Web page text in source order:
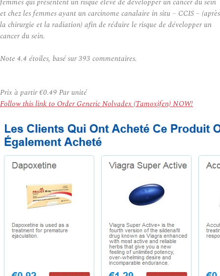
et chez les femmes ayant un carcinome canalaire in situ – CCIS – (après
la chirurgie et la radiation) afin de réduire le risque de développer un
cancer du sein.
Note 4.4 étoiles, basé sur393 commentaires.
Prix à partir€0.49 Par unité
Follow this link to Order Generic Nolvadex (Tamoxifen) NOW!